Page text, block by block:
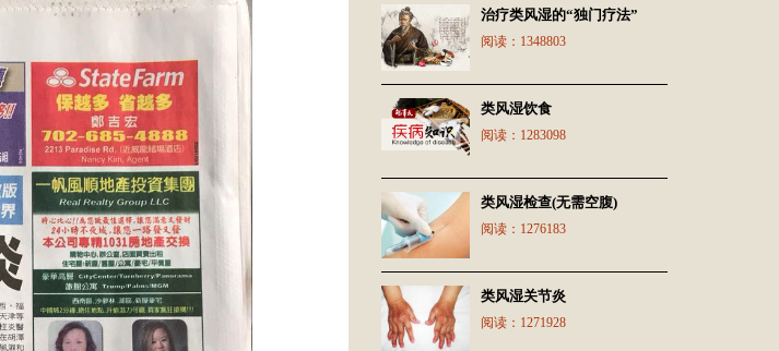
治疗类风湿的“独门疗法”
阅读： 1348803
类风湿饮食
阅读： 1283098
类风湿检查(无需空腹)
阅读： 1276183
类风湿关节炎
阅读： 1271928